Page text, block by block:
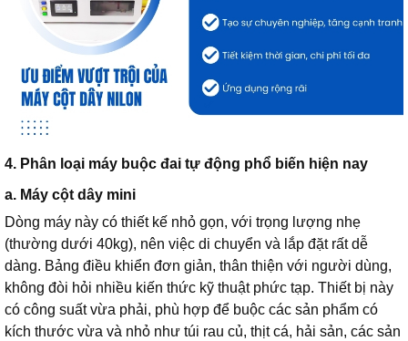
4. Phân loại máy buộc đai tự động phổ biến hiện nay
a. Máy cột dây mini
Dòng máy này có thiết kế nhỏ gọn, với trọng lượng nhẹ
(thường dưới 40kg), nên việc di chuyển và lắp đặt rất dễ
dàng. Bảng điều khiển đơn giản, thân thiện với người dùng,
không đòi hỏi nhiều kiến thức kỹ thuật phức tạp. Thiết bị này
có công suất vừa phải, phù hợp để buộc các sản phẩm có
kích thước vừa và nhỏ như túi rau củ, thịt cá, hải sản, các sản